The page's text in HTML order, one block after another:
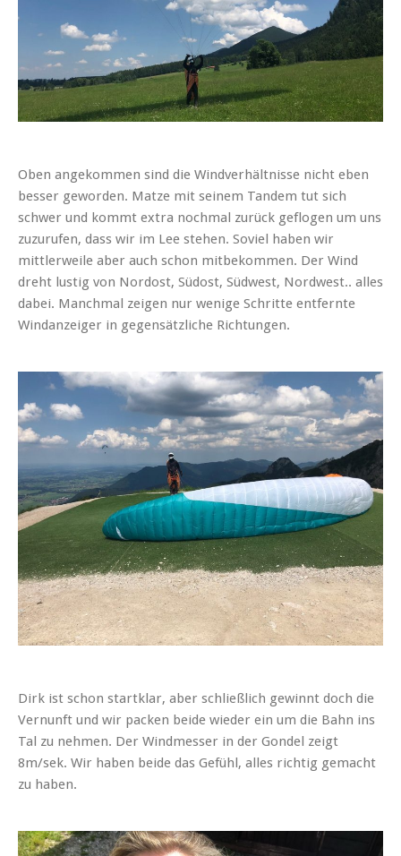
Oben angekommen sind die Windverhältnisse nicht eben
besser geworden. Matze mit seinem Tandem tut sich
schwer und kommt extra nochmal zurück geflogen um uns
zuzurufen, dass wir im Lee stehen. Soviel haben wir
mittlerweile aber auch schon mitbekommen. Der Wind
dreht lustig von Nordost, Südost, Südwest, Nordwest.. alles
dabei. Manchmal zeigen nur wenige Schritte entfernte
Windanzeiger in gegensätzliche Richtungen.
Dirk ist schon startklar, aber schließlich gewinnt doch die
Vernunft und wir packen beide wieder ein um die Bahn ins
Tal zu nehmen. Der Windmesser in der Gondel zeigt
8m/sek. Wir haben beide das Gefühl, alles richtig gemacht
zu haben.